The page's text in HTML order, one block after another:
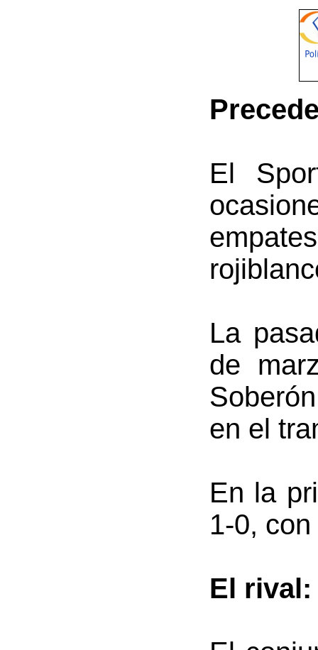
El
La
de
en el
En la
1-0,
El rival: